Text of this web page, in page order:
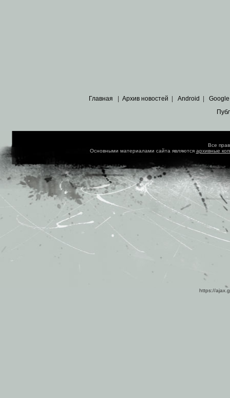
Главная | Архив новостей | Android | Google
Все
Основными материалами сайта являются архивные
https://